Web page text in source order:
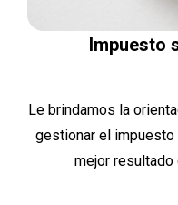
Impuesto
Le brindamos la
gestionar el
mejor resultado